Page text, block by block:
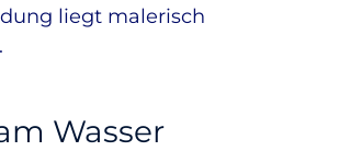
liegt malerisch
Wasser